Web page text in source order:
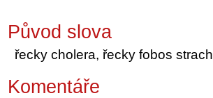
Původ slova
řecky cholera, řecky fobos strach
Komentáře